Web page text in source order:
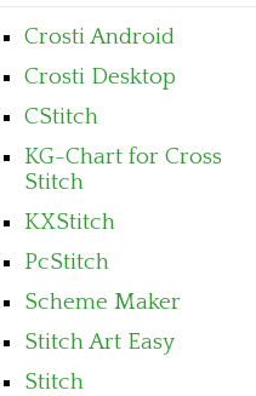
Crosti Android
Crosti Desktop
CStitch
KG-Chart for Cross
Stitch
KXStitch
PcStitch
Scheme Maker
Stitch Art Easy
Stitch